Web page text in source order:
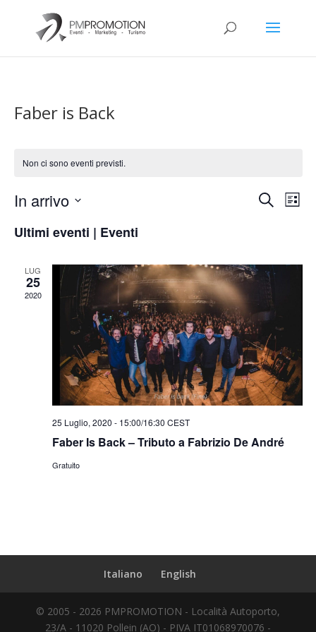
Faber is Back
Non ci sono eventi previsti.
Eventi
Cerca Lista
In arrivo
la
Ultimi eventi | Eventi
LUG
25
2020
25 Luglio, 2020 - 15:00/16:30 CEST
Faber Is Back – Tributo a Fabrizio De André
Gratuito
Italiano English
© 2005 - 2026 PMPROMOTION - Località Autoporto,
23/A - 11020 Pollein (AO) - PIVA IT01068970076 -